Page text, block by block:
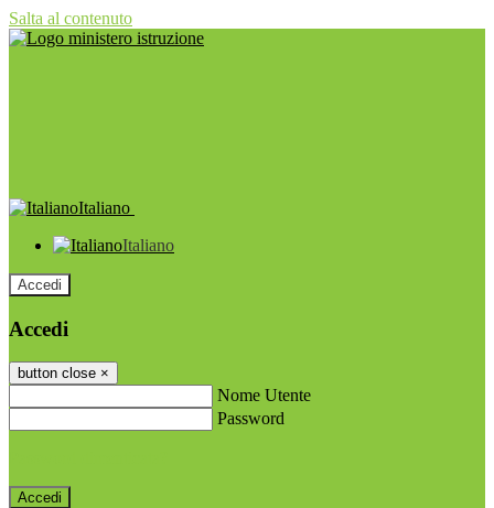
Salta al contenuto
Italiano
Italiano
Accedi
Accedi
button close ×
Nome Utente
Password